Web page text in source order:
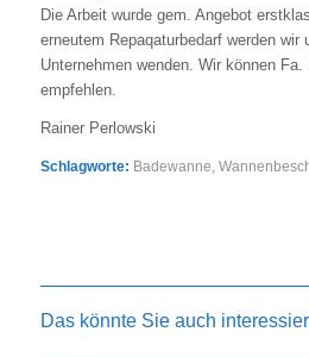
Die Arbeit wurde gem. Angebot
erneutem Repaqaturbedarf werden wir
Unternehmen wenden. Wir können
empfehlen.
Rainer Perlowski
Schlagworte: Badewanne
Das könnte Sie auch